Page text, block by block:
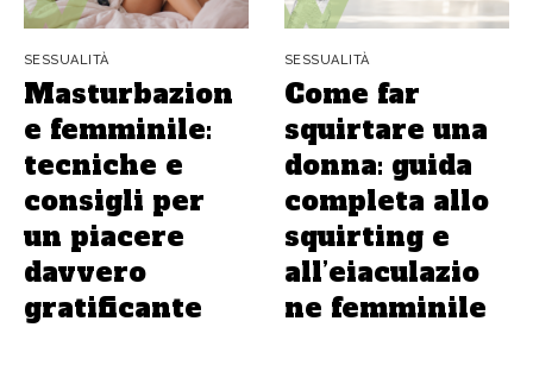
SESSUALITÀ
Masturbazion
e femminile:
tecniche e
consigli per
un piacere
davvero
gratificante
SESSUALITÀ
Come far
squirtare una
donna: guida
completa allo
squirting e
all’eiaculazio
ne femminile